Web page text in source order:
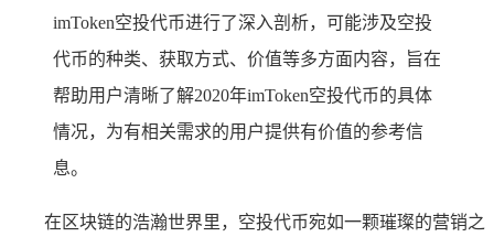
imToken空投代币进行了深入剖析，可能涉及空投
代币的种类、获取方式、价值等多方面内容，旨在
帮助用户清晰了解2020年imToken空投代币的具体
情况，为有相关需求的用户提供有价值的参考信
息。
在区块链的浩瀚世界里，空投代币宛如一颗璀璨的营销之